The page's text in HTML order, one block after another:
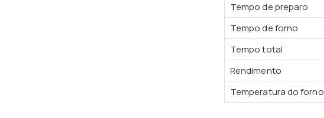
Tempo de preparo
Tempo de forno
Tempo total
Rendimento
Temperatura do forno